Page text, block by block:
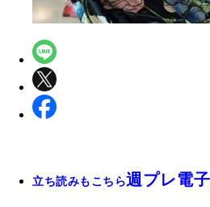
立ち読みもこちら週プレ電